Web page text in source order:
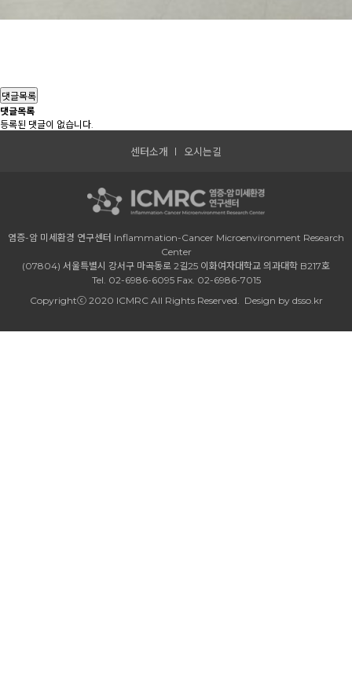
댓글목록
댓글목록
등록된 댓글이 없습니다.
센터소개 오시는길
염증-암 미세환경 연구센터 Inflammation-Cancer Microenvironment Research
Center
(07804) 서울특별시 강서구 마곡동로 2길25 이화여자대학교 의과대학 B217호
Tel. 02-6986-6095 Fax. 02-6986-7015
Copyrightⓒ 2020 ICMRC All Rights Reserved. Design by dsso.kr